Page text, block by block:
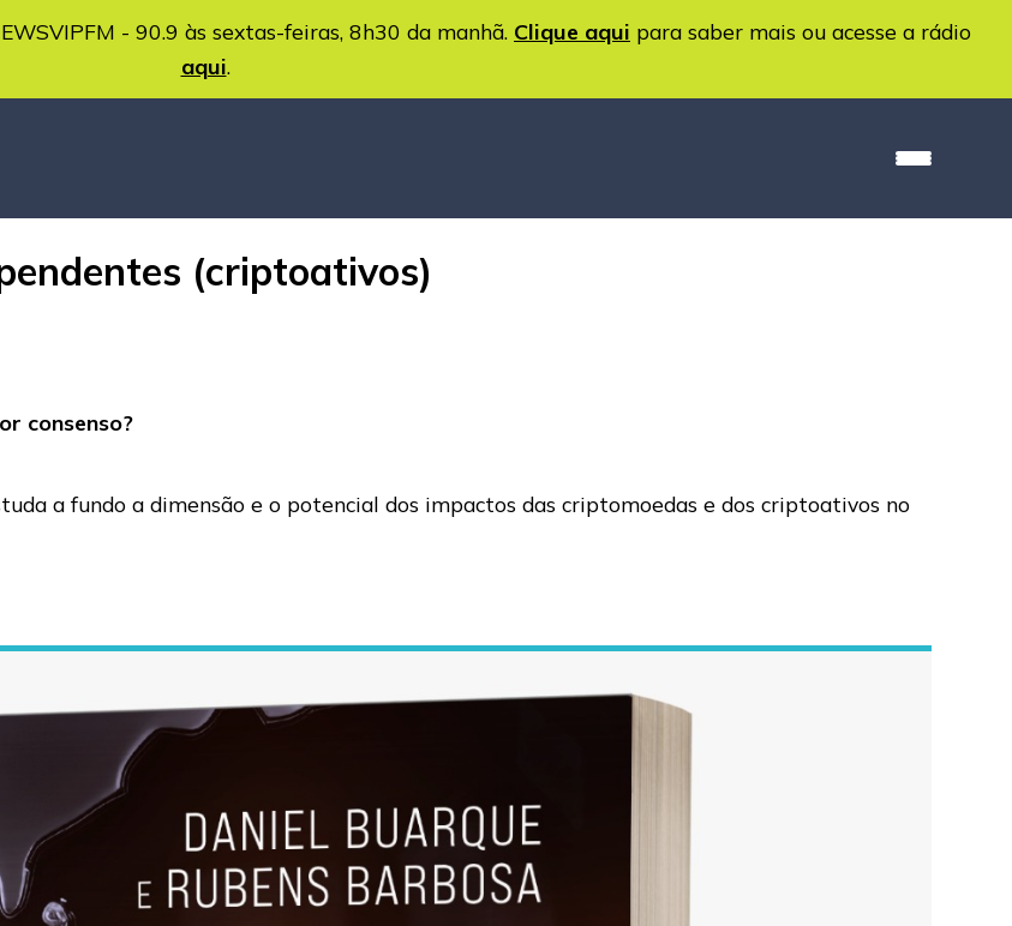
- 90.9 às sextas-feiras, 8h30 da manhã. Clique aqui para saber mais ou acesse a rádio
aqui.
(criptoativos)
consenso?
a fundo a dimensão e o potencial dos impactos das criptomoedas e dos criptoativos no